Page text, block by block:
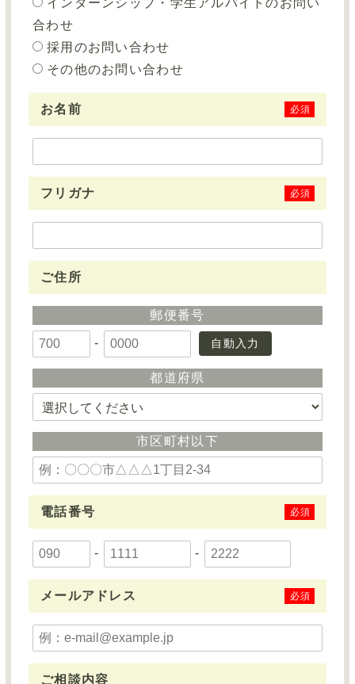
合わせ
採用のお問い合わせ
その他のお問い合わせ
必須
お名前
必須
フリガナ
ご住所
郵便番号
- 自動入力
都道府県
市区町村以下
必須
電話番号
- -
必須
メールアドレス
ご相談内容